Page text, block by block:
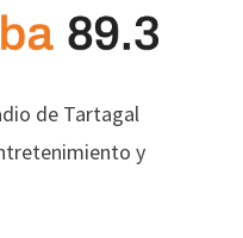
de Tartagal
y